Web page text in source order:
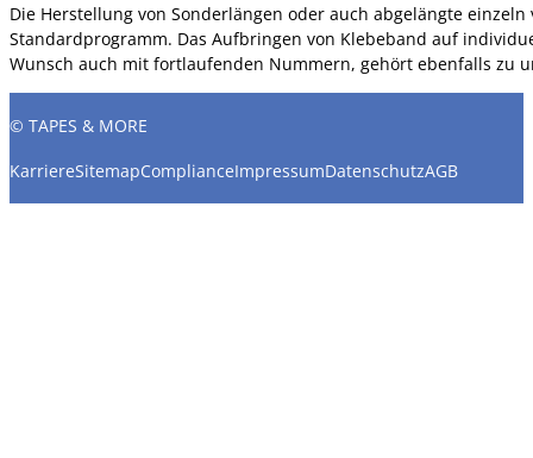
Die Herstellung von Sonderlängen oder auch abgelängte
Standardprogramm. Das Aufbringen von Klebeband auf
Wunsch auch mit fortlaufenden Nummern, gehört ebenfalls zu
© TAPES & MORE
KarriereSitemapComplianceImpressumDatenschutzAGB